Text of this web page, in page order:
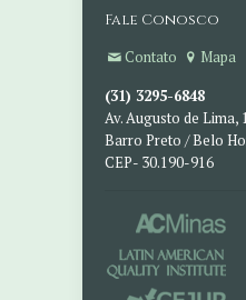
Fale Conosco
Contato
Mapa
(31) 3295-6848
Av. Augusto de Lima,
Barro Preto / Belo
CEP- 30.190-916